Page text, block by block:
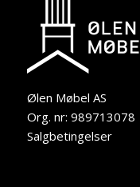
Ølen Møbel AS
Org. nr: 989713078
Salgbetingelser